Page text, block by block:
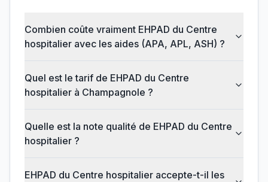
Combien coûte vraiment EHPAD du Centre
hospitalier avec les aides (APA, APL, ASH) ?
Quel est le tarif de EHPAD du Centre
hospitalier à Champagnole ?
Quelle est la note qualité de EHPAD du Centre
hospitalier ?
EHPAD du Centre hospitalier accepte-t-il les